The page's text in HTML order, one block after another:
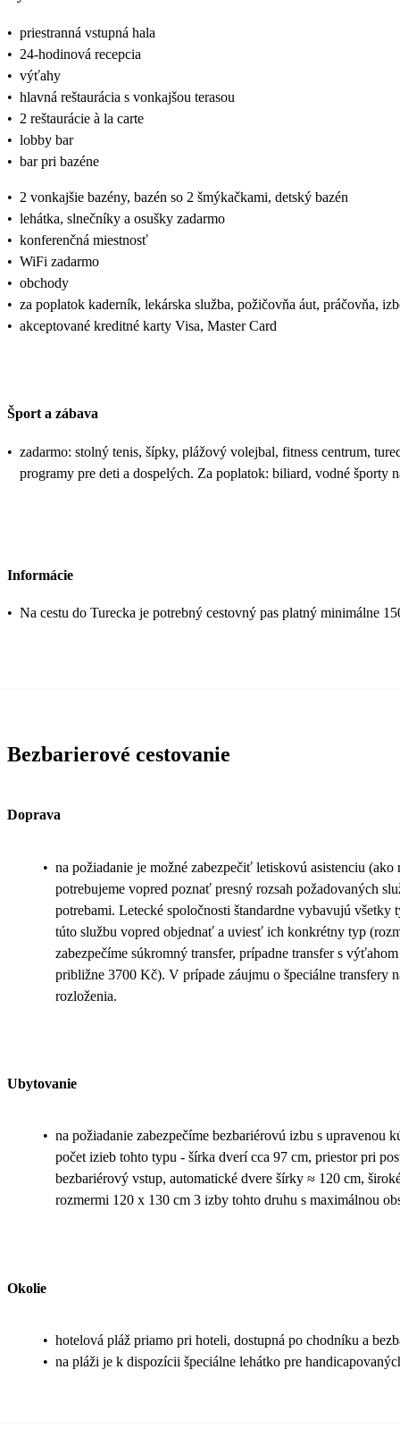
• priestranná vstupná hala
• 24-hodinová recepcia
• výťahy
• hlavná reštaurácia s vonkajšou terasou
• 2 reštaurácie à la carte
• lobby bar
• bar pri bazéne
• 2 vonkajšie bazény, bazén so 2 šmýkačkami, detský bazén
• lehátka, slnečníky a osušky zadarmo
• konferenčná miestnosť
• WiFi zadarmo
• obchody
• za poplatok kaderník, lekárska služba, požičovňa áut, práčovňa,
• akceptované kreditné karty Visa, Master Card
Šport a zábava
• zadarmo: stolný tenis, šípky, plážový volejbal, fitness centrum,
programy pre deti a dospelých. Za poplatok: biliard, vodné športy
Informácie
• Na cestu do Turecka je potrebný cestovný pas platný minimálne
Bezbarierové cestovanie
Doprava
• na požiadanie je možné zabezpečiť letiskovú asistenciu
potrebujeme vopred poznať presný rozsah požadovaných
potrebami. Letecké spoločnosti štandardne vybavujú
túto službu vopred objednať a uviesť ich konkrétny typ
zabezpečíme súkromný transfer, prípadne transfer s
približne 3700 Kč). V prípade záujmu o špeciálne transfery
rozloženia.
Ubytovanie
• na požiadanie zabezpečíme bezbariérovú izbu s
počet izieb tohto typu - šírka dverí cca 97 cm, priestor pri
bezbariérový vstup, automatické dvere šírky ≈ 120 cm,
rozmermi 120 x 130 cm 3 izby tohto druhu s maximálnou
Okolie
• hotelová pláž priamo pri hoteli, dostupná po chodníku a
• na pláži je k dispozícii špeciálne lehátko pre